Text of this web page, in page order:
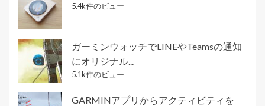
5.4k件のビュー
ガーミンウォッチでLINEやTeamsの通知
にオリジナル...
5.1k件のビュー
GARMINアプリからアクティビティを